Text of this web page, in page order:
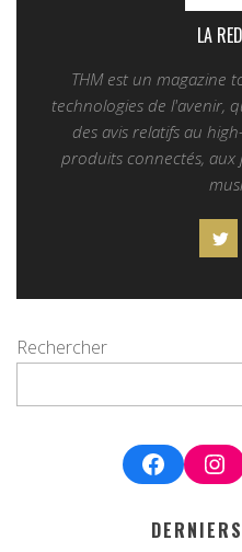
LA
THM est un magazine
technologies de l'avenir,
des avis relatifs au
produits connectés, aux
Rechercher